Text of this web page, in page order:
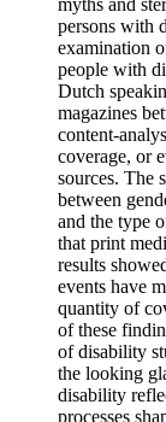
myths and
persons with
examination
people with
Dutch
magazines
content-
coverage, or
sources. The
between
and the type
that print
results
events have
quantity of
of these
of disability
the looking
disability
processes